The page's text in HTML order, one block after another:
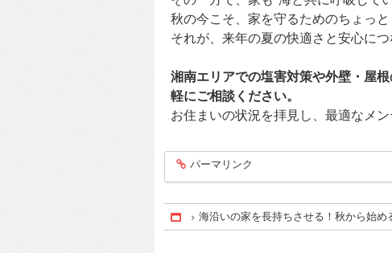
秋の今こそ、家を守るためのちょっと
それが、来年の夏の快適さと安心につ
湘南エリアでの塩害対策や外壁・屋
軽にご相談ください。
お住まいの状況を拝見し、最適なメ
entry411
パーマリンク
Home
海沿いの家を長持ちさせる！秋から始め